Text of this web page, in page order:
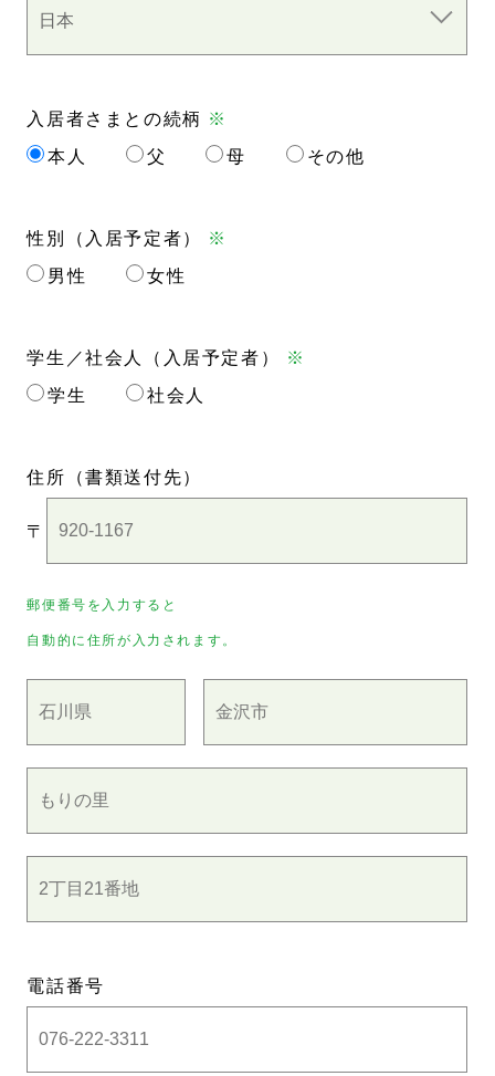
入居者さまとの続柄 ※
本人
父 母 その他
性別（入居予定者） ※
男性
女性
学生／社会人（入居予定者）
※
学生
社会人
住所 （書類送付先）
〒
郵便番号を入力すると
自動的に住所が入力されます。
電話番号